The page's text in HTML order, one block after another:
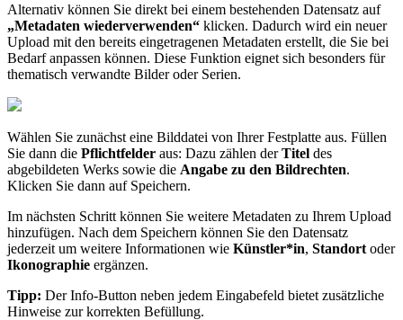
Alternativ können Sie direkt bei einem bestehenden Datensatz auf
„Metadaten wiederverwenden“ klicken. Dadurch wird ein neuer
Upload mit den bereits eingetragenen Metadaten erstellt, die Sie bei
Bedarf anpassen können. Diese Funktion eignet sich besonders für
thematisch verwandte Bilder oder Serien.
Wählen Sie zunächst eine Bilddatei von Ihrer Festplatte aus. Füllen
Sie dann die Pflichtfelder aus: Dazu zählen derTitel des
abgebildeten Werks sowie die Angabe zu den Bildrechten.
Klicken Sie dann auf Speichern.
Im nächsten Schritt können Sie weitere Metadaten zu Ihrem Upload
hinzufügen. Nach dem Speichern können Sie den Datensatz
jederzeit um weitere Informationen wie Künstler*in, Standort oder
Ikonographie ergänzen.
Tipp: Der Info-Button neben jedem Eingabefeld bietet zusätzliche
Hinweise zur korrekten Befüllung.